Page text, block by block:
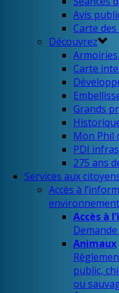
Avis
Carte
Découvrez
Carte
Grands
Mon Phil
PDI
275 ans
Services aux
Accès à
Accès à
Demande
Animaux
public,
ou